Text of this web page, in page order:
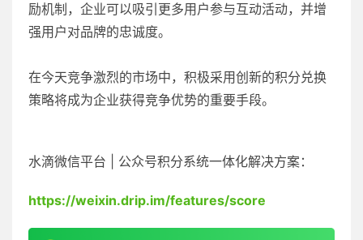
励机制，企业可以吸引更多用户参与互动活动，并增
强用户对品牌的忠诚度。
在今天竞争激烈的市场中，积极采用创新的积分兑换
策略将成为企业获得竞争优势的重要手段。
水滴微信平台 | 公众号积分系统一体化解决方案：
https://weixin.drip.im/features/score